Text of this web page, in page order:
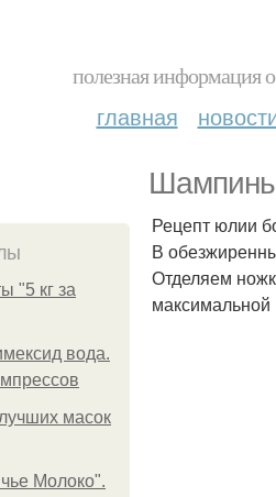
полезная информация
главная
"5 кг за
вода.
масок
Молоко".
Рецепт юлии
В
Отделяем